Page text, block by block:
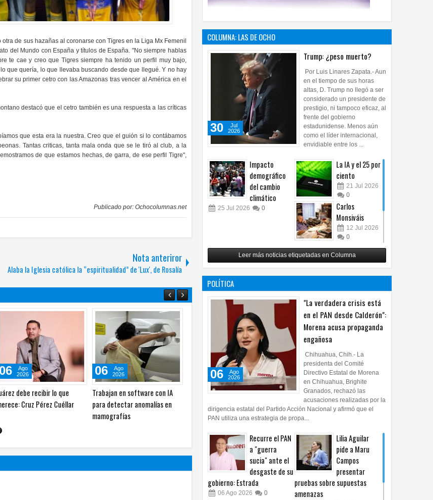
de sus hazañas al coronarse con Tigres en la Liga Mx Femenil
del Mundo con España y títulos de España. "No siempre hablas
te cae y creo que Tigres siempre ha tenido un perfil muy bajo,
que quería, lo que llevaba buscando desde que llegué. Y no hay
su primer cetro con las Amazonas tras vencer al América en el
destacó que el cetro también es una respuesta a las críticas
que esta era la nuestra. Creo que el guión si lo contábamos
Tantas criticas, tanta mala onda que se le tiró al club, a la
de que estamos hechas, de garra, de ese perfil Tigre",
Publicado por: Ochocolumnas.net
Nota anteriror
Alaba la Iglesia católica la “espiritualidad” de 'Lux', de Rosalía
Run 2026 llevará la
del Día de Muertos a
06
Ago
2026
Alista Fighters Mexican
Promotions posible regreso
con peleas en jaula
31
Jul
2026
Cómo influencers en México se
convirtieron en objetivo de
asesinatos del narco
Ago
2026
Alan Falomir se reúne con
vecinos de El Saucito y lleva
mensaje de unidad en el PAN
2026
merece: Cruz
COLUMNA: LAS DE OCHO
Trump: ¿peso muerto?
30
Jul
2026
Por Luis Linares Zapata.- Aun
en el tiempo de sus horas
altas, D. Trump no llegó a ser
considerado un presidente de
prestigio, ni tampoco eficaz, al
frente del gobierno
estadunidense. Menos aún
como el líder internacional,
envidiable entre los ...
Impacto
demográfico
del cambio
climático
25 Jul 2026 0
La IA y el 25 por
ciento
21 Jul 2026
0
Carlos
Monsiváis
12 Jul 2026
0
Revuelo en la
inteligencia
artificial
0
Leer más noticias etiquetadas en Columna
POLÍTICA
"La verdadera crisis está
en el PAN desde Calderón":
Morena acusa propaganda
engañosa
06
Ago
2026
Chihuahua, Chih.- La
presidenta del Comité
Directivo Estatal de Morena
en Chihuahua, Brighite
Granados, rechazó las
acusaciones realizadas por la
dirigencia estatal del Partido Acción Nacional y afirmó que el
PAN utiliza una estrategia de propa...
Recurre el PAN
a "guerra
sucia" ante el
desgaste de su
gobierno: Estrada
06 Ago 2026 0
Lilia Aguilar
pide a Maru
Campos
presentar
pruebas sobre supuestas
amenazas